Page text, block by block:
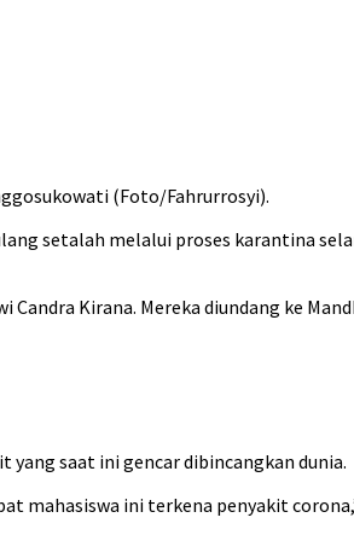
(Foto/Fahrurrosyi).
setalah melalui proses karantina
Kirana. Mereka diundang ke
yang saat ini gencar dibincangkan dunia.
mahasiswa ini terkena penyakit